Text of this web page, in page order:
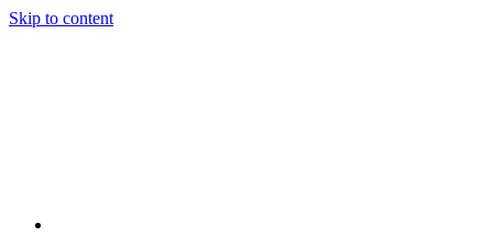
Skip to content